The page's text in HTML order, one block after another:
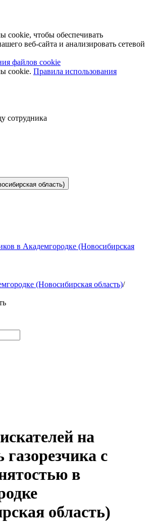
cookie, чтобы обеспечивать
веб-сайта и анализировать сетевой
файлов cookie
cookie. Правила использования
сотрудника
область)
в Академгородке (Новосибирская
(Новосибирская область)/
на
с
в
область)